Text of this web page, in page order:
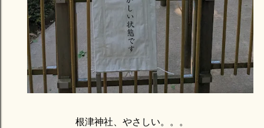
根津神社、やさしい。。。